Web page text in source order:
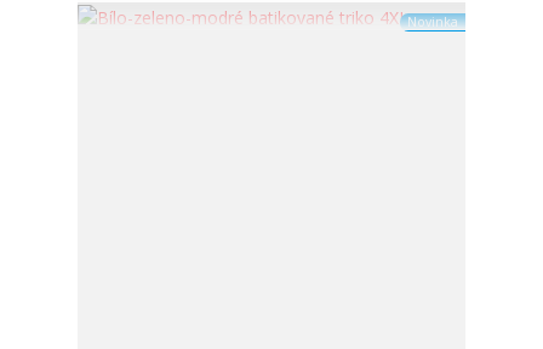
Novinka